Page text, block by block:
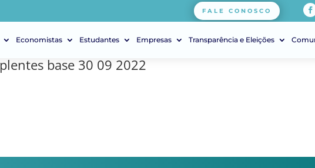
FALE CONOSCO
Economistas Estudantes Empresas Transparência e Eleições
base 30 09 2022